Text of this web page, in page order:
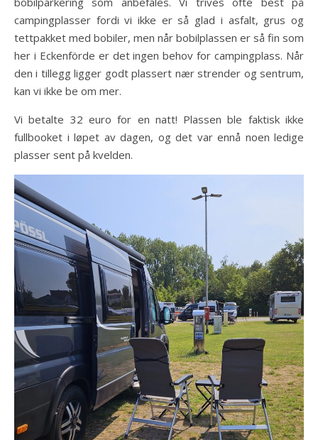
campingplasser fordi vi ikke er så glad i asfalt, grus og
tettpakket med bobiler, men når bobilplassen er så fin som
her i Eckenförde er det ingen behov for campingplass. Når
den i tillegg ligger godt plassert nær strender og sentrum,
kan vi ikke be om mer.
Vi betalte 32 euro for en natt! Plassen ble faktisk ikke
fullbooket i løpet av dagen, og det var ennå noen ledige
plasser sent på kvelden.